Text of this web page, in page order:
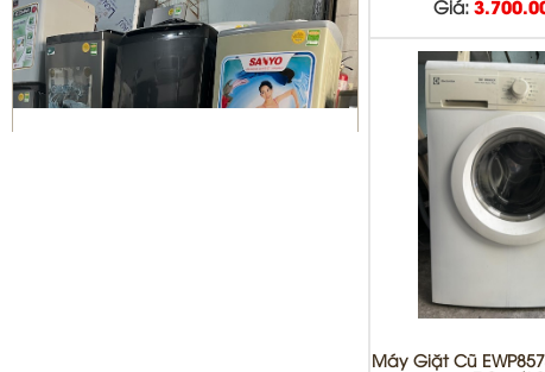
Giá:
Máy Giặt Cũ